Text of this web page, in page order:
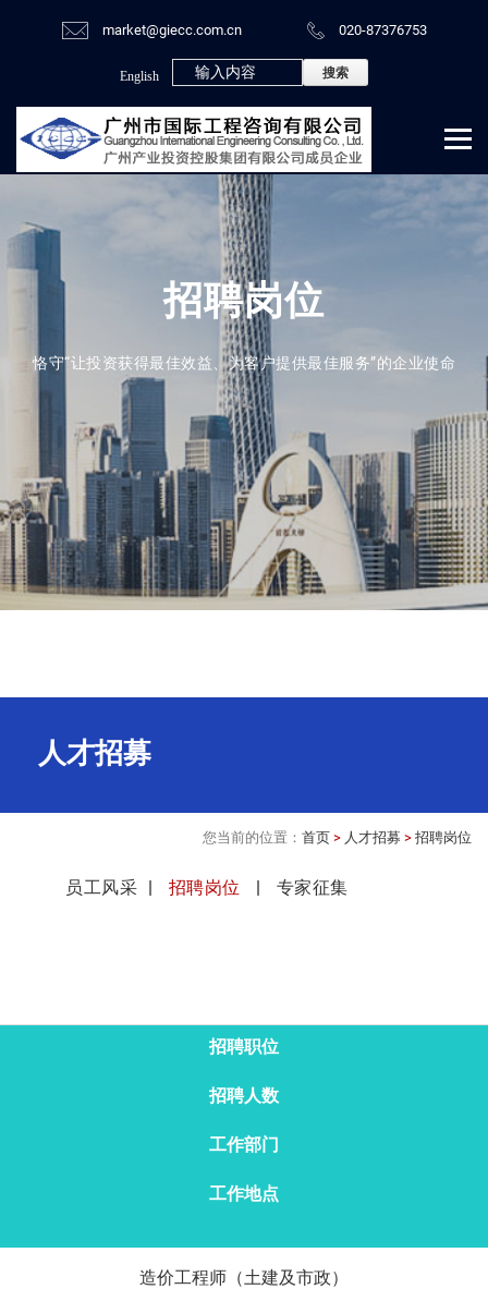
market@giecc.com.cn 020-87376753
English
招聘岗位
恪守“让投资获得最佳效益、为客户提供最佳服务”的企业使命
人才招募
您当前的位置： 首页 > 人才招募 > 招聘岗位
员工风采 招聘岗位 专家征集
招聘职位
招聘人数
工作部门
工作地点
造价工程师（土建及市政）